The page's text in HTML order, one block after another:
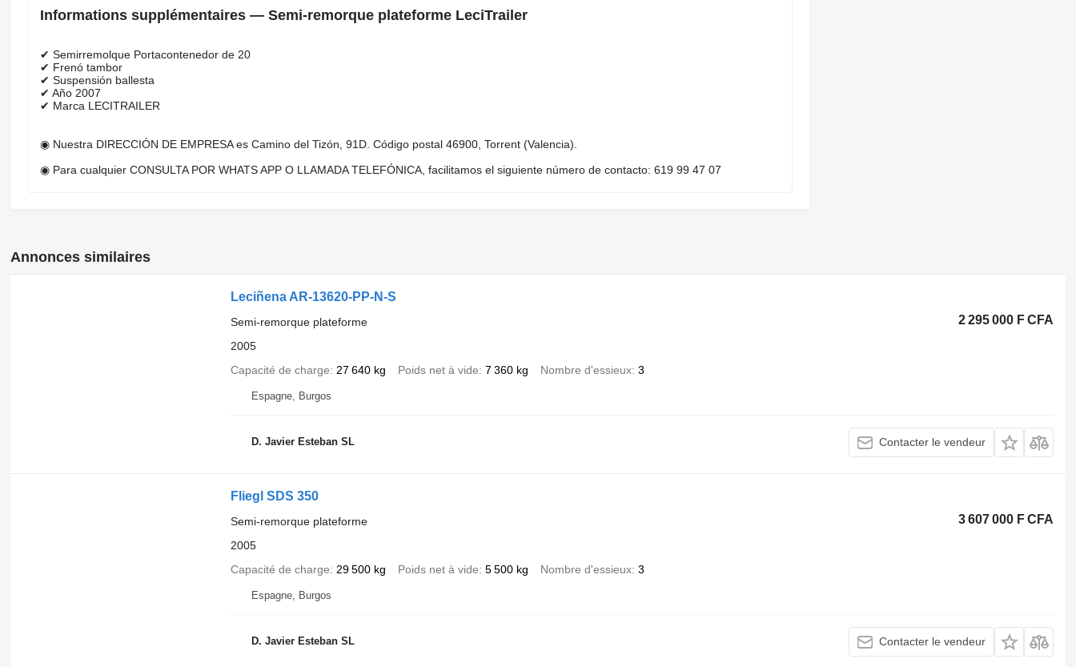
Informations supplémentaires — Semi-remorque plateforme LeciTrailer
✔ Semirremolque Portacontenedor de 20
✔ Frenó tambor
✔ Suspensión ballesta
✔ Año 2007
✔ Marca LECITRAILER
◉ Nuestra DIRECCIÓN DE EMPRESA es Camino del Tizón, 91D. Código postal 46900, Torrent (Valencia).
◉ Para cualquier CONSULTA POR WHATS APP O LLAMADA TELEFÓNICA, facilitamos el siguiente número de contacto: 619 99 47 07
Annonces similaires
Leciñena AR-13620-PP-N-S
2 295 000 F CFA
Semi-remorque plateforme
2005
Capacité de charge
27 640 kg Poids net à vide 7 360 kg Nombre d'essieux 3
Espagne, Burgos
D. Javier Esteban SL Contacter le vendeur
Fliegl SDS 350
3 607 000 F CFA
Semi-remorque plateforme
2005
Capacité de charge
29 500 kg Poids net à vide 5 500 kg Nombre d'essieux 3
Espagne, Burgos
D. Javier Esteban SL Contacter le vendeur